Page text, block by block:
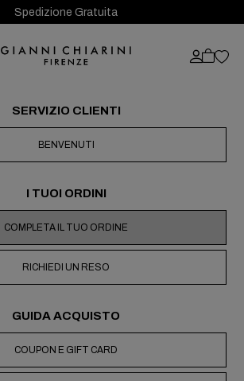
Spedizione Gratuita
SERVIZIO CLIENTI
BENVENUTI
I TUOI ORDINI
COMPLETA IL TUO ORDINE
RICHIEDI UN RESO
GUIDA ACQUISTO
COUPON E GIFT CARD